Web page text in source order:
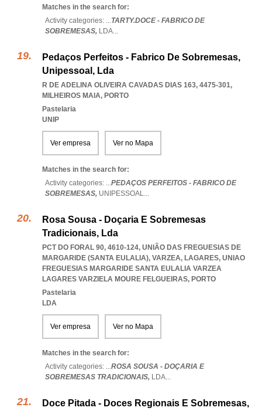
Matches in the search for:
Activity categories: ...TARTY.DOCE - FABRICO DE
SOBREMESAS, LDA...
Pedaços Perfeitos - Fabrico De Sobremesas,
Unipessoal, Lda
R DE ADELINA OLIVEIRA CAVADAS DIAS 163, 4475-301,
MILHEIROS MAIA, PORTO
Pastelaria
UNIP
Ver empresa Ver no Mapa
Matches in the search for:
Activity categories: ...PEDAÇOS PERFEITOS - FABRICO DE
SOBREMESAS, UNIPESSOAL...
Rosa Sousa - Doçaria E Sobremesas
Tradicionais, Lda
PCT DO FORAL 90, 4610-124, UNIÃO DAS FREGUESIAS DE
MARGARIDE (SANTA EULALIA), VARZEA, LAGARES, UNIAO
FREGUESIAS MARGARIDE SANTA EULALIA VARZEA
LAGARES VARZIELA MOURE FELGUEIRAS, PORTO
Pastelaria
LDA
Ver empresa Ver no Mapa
Matches in the search for:
Activity categories: ...ROSA SOUSA - DOÇARIA E
SOBREMESAS TRADICIONAIS, LDA...
Doce Pitada - Doces Regionais E Sobremesas,